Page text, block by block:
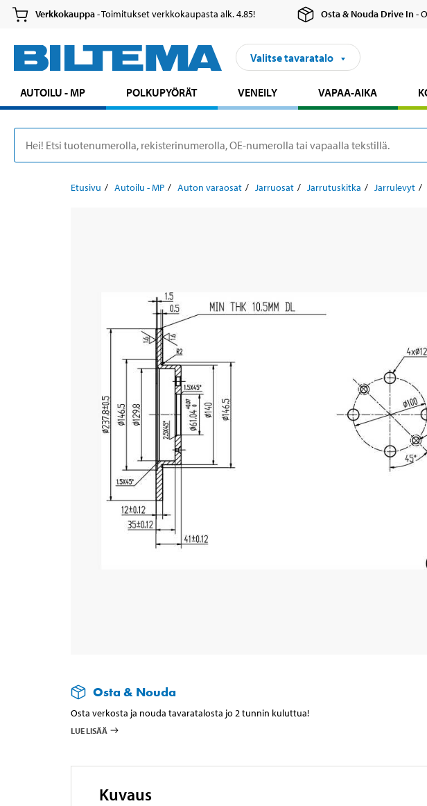
Verkkokauppa- Toimitukset verkkokaupasta alk. 4.85! Osta & Nouda Drive In-
Valitse tavaratalo
AUTOILU - MP POLKUPYÖRÄT VENEILY VAPAA-AIKA
Etusivu Autoilu - MP Auton varaosat Jarruosat Jarrutuskitka Jarrulevyt
Osta & Nouda
Osta verkosta ja nouda tavaratalosta jo 2 tunnin kuluttua!
LUE LISÄÄ
Kuvaus